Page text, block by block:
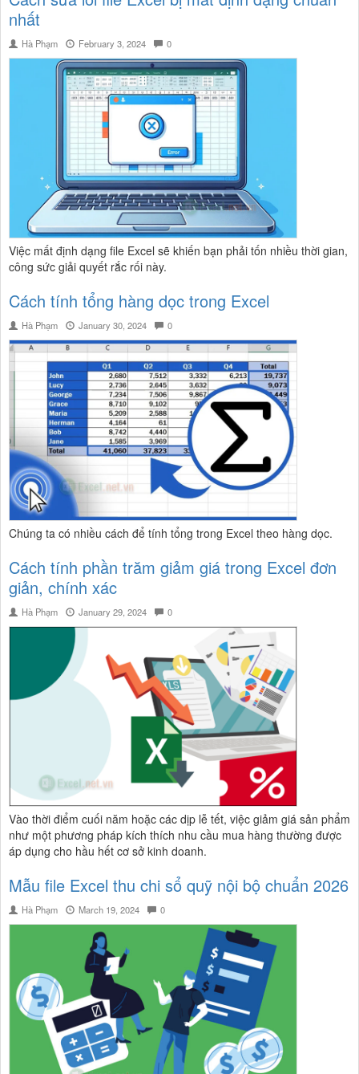
nhất
Hà Phạm February 3, 2024 0
Việc mất định dạng file Excel sẽ khiến bạn phải tốn nhiều thời gian,
công sức giải quyết rắc rối này.
Cách tính tổng hàng dọc trong Excel
Hà Phạm January 30, 2024 0
Chúng ta có nhiều cách để tính tổng trong Excel theo hàng dọc.
Cách tính phần trăm giảm giá trong Excel đơn
giản, chính xác
Hà Phạm January 29, 2024 0
Vào thời điểm cuối năm hoặc các dịp lễ tết, việc giảm giá sản phẩm
như một phương pháp kích thích nhu cầu mua hàng thường được
áp dụng cho hầu hết cơ sở kinh doanh.
Mẫu file Excel thu chi sổ quỹ nội bộ chuẩn 2026
Hà Phạm March 19, 2024 0